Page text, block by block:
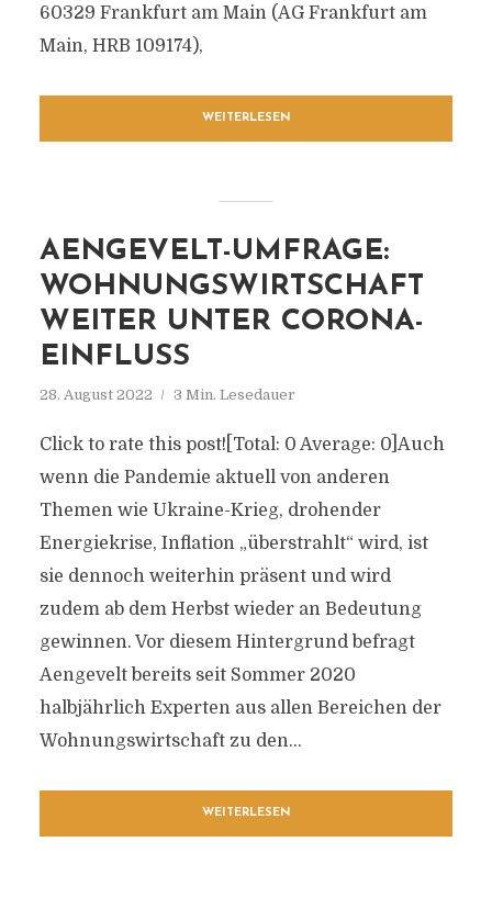
60329 Frankfurt am Main (AG Frankfurt am
Main, HRB 109174),
WEITERLESEN
AENGEVELT-UMFRAGE:
WOHNUNGSWIRTSCHAFT
WEITER UNTER CORONA-
EINFLUSS
28. August 2022 3 Min. Lesedauer
Click to rate this post![Total: 0 Average: 0]Auch
wenn die Pandemie aktuell von anderen
Themen wie Ukraine-Krieg, drohender
Energiekrise, Inflation „überstrahlt“ wird, ist
sie dennoch weiterhin präsent und wird
zudem ab dem Herbst wieder an Bedeutung
gewinnen. Vor diesem Hintergrund befragt
Aengevelt bereits seit Sommer 2020
halbjährlich Experten aus allen Bereichen der
Wohnungswirtschaft zu den...
WEITERLESEN